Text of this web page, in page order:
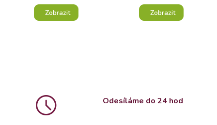
Zobrazit Zobrazit
Odesíláme do 24 hod